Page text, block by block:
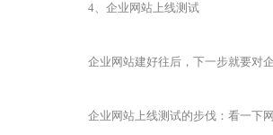
4、企业网站上线测试
企业网站建好往后，下一步就要对企
企业网站上线测试的步伐：看一下网